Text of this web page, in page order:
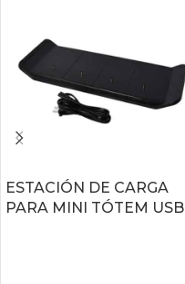
ESTACIÓN DE CARGA
PARA MINI TÓTEM USB